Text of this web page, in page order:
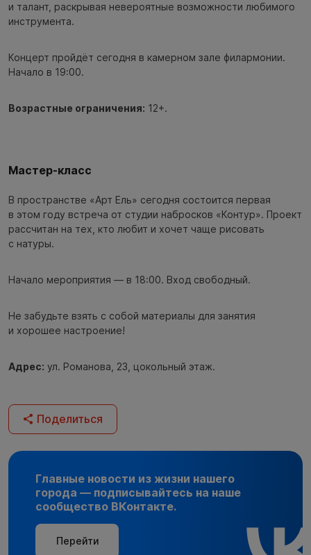
и талант, раскрывая невероятные возможности любимого
инструмента.
Концерт пройдёт сегодня в камерном зале филармонии.
Начало в 19:00.
Возрастные ограничения: 12+.
Мастер-класс
В пространстве «Арт Ель» сегодня состоится первая
в этом году встреча от студии набросков «Контур». Проект
рассчитан на тех, кто любит и хочет чаще рисовать
с натуры.
Начало мероприятия — в 18:00. Вход свободный.
Не забудьте взять с собой материалы для занятия
и хорошее настроение!
Адрес: ул. Романова, 23, цокольный этаж.
Поделиться
Главные новости из жизни нашего
города — подписывайтесь на наше
сообщество ВКонтакте.
Перейти